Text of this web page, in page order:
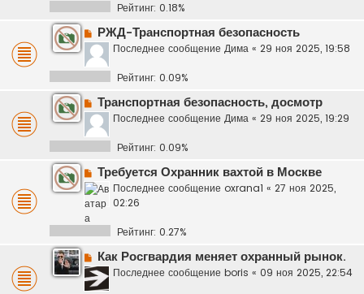
Рейтинг: 0.18%
РЖД-Транспортная безопасность
Последнее сообщение Дима « 29 ноя 2025, 19:58
Рейтинг: 0.09%
Транспортная безопасность, досмотр
Последнее сообщение Дима « 29 ноя 2025, 19:29
Рейтинг: 0.09%
Требуется Охранник вахтой в Москве
Последнее сообщение oxrana1 « 27 ноя 2025,
02:26
Рейтинг: 0.27%
Как Росгвардия меняет охранный рынок.
Последнее сообщение boris « 09 ноя 2025, 22:54